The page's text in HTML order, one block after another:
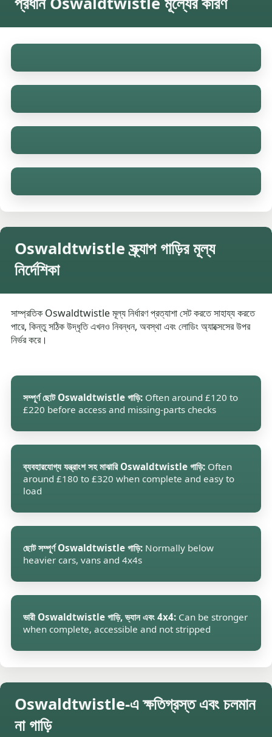
Oswaldtwistle স্ক্র্যাপ গাড়ির মূল্য
নির্দেশিকা
সাম্প্রতিক Oswaldtwistle মূল্য নির্ধারণ প্রত্যাশা সেট করতে সাহায্য করতে
পারে, কিন্তু সঠিক উদ্ধৃতি এখনও নিবন্ধন, অবস্থা এবং লোডিং অ্যাক্সেসের উপর
নির্ভর করে।
সম্পূর্ণ ছোট Oswaldtwistle গাড়ি: Often around £120 to
£220 before access and missing-parts checks
ব্যবহারযোগ্য যন্ত্রাংশ সহ মাঝারি Oswaldtwistle গাড়ি: Often
around £180 to £320 when complete and easy to
load
ছোট সম্পূর্ণ Oswaldtwistle গাড়ি: Normally below
heavier cars, vans and 4x4s
ভারী Oswaldtwistle গাড়ি, ভ্যান এবং 4x4: Can be stronger
when complete, accessible and not stripped
Oswaldtwistle-এ ক্ষতিগ্রস্ত এবং চলমান
না গাড়ি